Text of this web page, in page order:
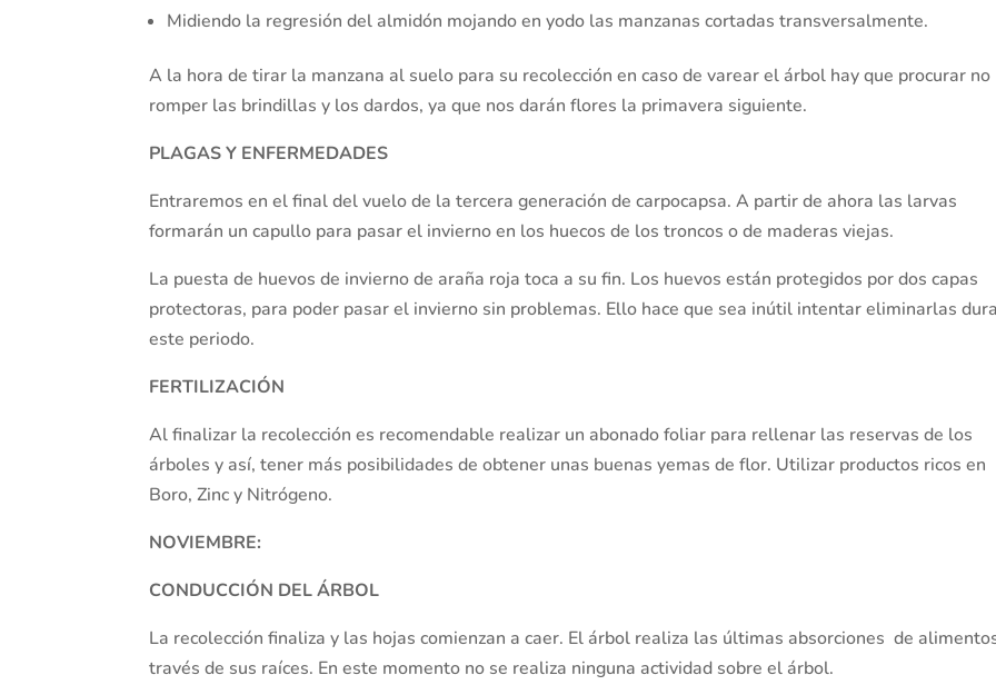
Midiendo la regresión del almidón mojando en yodo las manzanas cortadas transversalmente.
A la hora de tirar la manzana al suelo para su recolección en caso de varear el árbol hay que procurar no
romper las brindillas y los dardos, ya que nos darán flores la primavera siguiente.
PLAGAS Y ENFERMEDADES
Entraremos en el final del vuelo de la tercera generación de carpocapsa. A partir de ahora las larvas
formarán un capullo para pasar el invierno en los huecos de los troncos o de maderas viejas.
La puesta de huevos de invierno de araña roja toca a su fin. Los huevos están protegidos por dos capas
protectoras, para poder pasar el invierno sin problemas. Ello hace que sea inútil intentar eliminarlas
este periodo.
FERTILIZACIÓN
Al finalizar la recolección es recomendable realizar un abonado foliar para rellenar las reservas de los
árboles y así, tener más posibilidades de obtener unas buenas yemas de flor. Utilizar productos ricos en
Boro, Zinc y Nitrógeno.
NOVIEMBRE:
CONDUCCIÓN DEL ÁRBOL
La recolección finaliza y las hojas comienzan a caer. El árbol realiza las últimas absorciones de
través de sus raíces. En este momento no se realiza ninguna actividad sobre el árbol.